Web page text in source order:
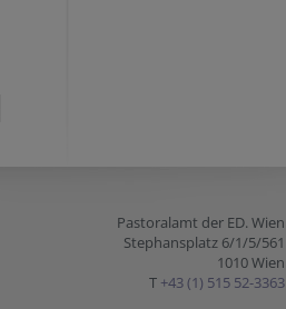
Pastoralamt der ED. Wien
Stephansplatz 6/1/5/561
1010 Wien
T +43 (1) 515 52-3363